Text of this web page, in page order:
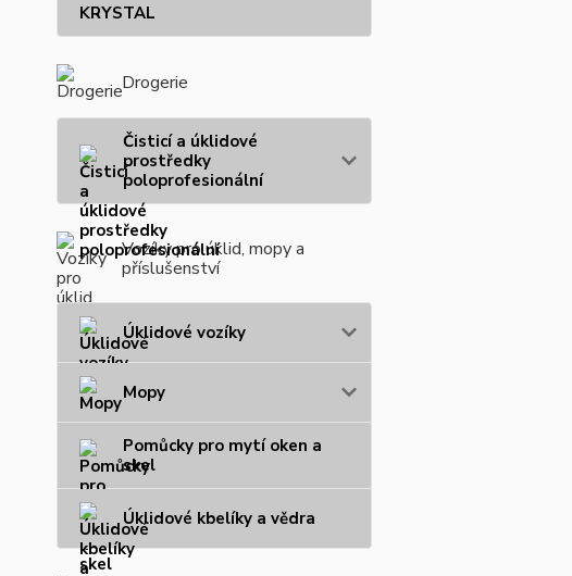
KRYSTAL
Drogerie
Čisticí a úklidové
prostředky
poloprofesionální
Vozíky pro úklid, mopy a
příslušenství
Úklidové vozíky
Mopy
Pomůcky pro mytí oken a
skel
Úklidové kbelíky a vědra